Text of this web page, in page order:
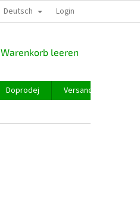
Deutsch Login
WARENKORB
Warenkorb leeren
Doprodej
Versand und Zahlung